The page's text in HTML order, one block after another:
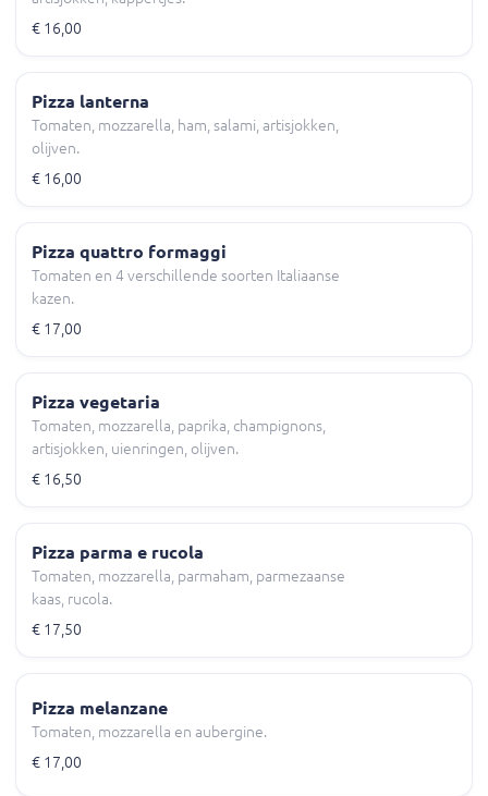
€ 16,00
Pizza lanterna
Tomaten, mozzarella, ham, salami, artisjokken,
olijven.
€ 16,00
Pizza quattro formaggi
Tomaten en 4 verschillende soorten Italiaanse
kazen.
€ 17,00
Pizza vegetaria
Tomaten, mozzarella, paprika, champignons,
artisjokken, uienringen, olijven.
€ 16,50
Pizza parma e rucola
Tomaten, mozzarella, parmaham, parmezaanse
kaas, rucola.
€ 17,50
Pizza melanzane
Tomaten, mozzarella en aubergine.
€ 17,00